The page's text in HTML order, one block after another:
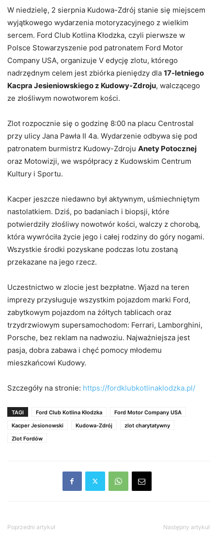
W niedzielę, 2 sierpnia Kudowa-Zdrój stanie się miejscem
wyjątkowego wydarzenia motoryzacyjnego z wielkim
sercem. Ford Club Kotlina Kłodzka, czyli pierwsze w
Polsce Stowarzyszenie pod patronatem Ford Motor
Company USA, organizuje V edycję zlotu, którego
nadrzędnym celem jest zbiórka pieniędzy dla 17-letniego
Kacpra Jesieniowskiego z Kudowy-Zdroju, walczącego
ze złośliwym nowotworem kości.
Zlot rozpocznie się o godzinę 8:00 na placu Centrostal
przy ulicy Jana Pawła II 4a. Wydarzenie odbywa się pod
patronatem burmistrz Kudowy-Zdroju Anety Potocznej
oraz Motowizji, we współpracy z Kudowskim Centrum
Kultury i Sportu.
Kacper jeszcze niedawno był aktywnym, uśmiechniętym
nastolatkiem. Dziś, po badaniach i biopsji, które
potwierdziły złośliwy nowotwór kości, walczy z chorobą,
która wywróciła życie jego i całej rodziny do góry nogami.
Wszystkie środki pozyskane podczas lotu zostaną
przekazane na jego rzecz.
Uczestnictwo w zlocie jest bezpłatne. Wjazd na teren
imprezy przysługuje wszystkim pojazdom marki Ford,
zabytkowym pojazdom na żółtych tablicach oraz
trzydrzwiowym supersamochodom: Ferrari, Lamborghini,
Porsche, bez reklam na nadwoziu. Najważniejsza jest
pasja, dobra zabawa i chęć pomocy młodemu
mieszkańcowi Kudowy.
Szczegóły na stronie: https://fordklubkotlinaklodzka.pl/
TAGI Ford Club Kotlina Kłodzka
Ford Motor Company USA
Kacper Jesionowski
Kudowa-Zdrój
zlot charytatywny
Zlot Fordów
Poprzedni artykuł Następny artykuł